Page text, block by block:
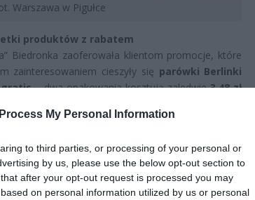
My Personal Information
to third parties, or processing of your personal or
by us, please use the below opt-out section to
after your opt-out request is processed you may
on personal information utilized by us or personal
Warszawa w Pigułce
produktów z rabatem
Biedronka zaoferowała klientom promocje, które
zainteresowaniem cieszyły się parówki Berlinki
gratis– dwa opakowania kosztują zaledwie3,48 zł